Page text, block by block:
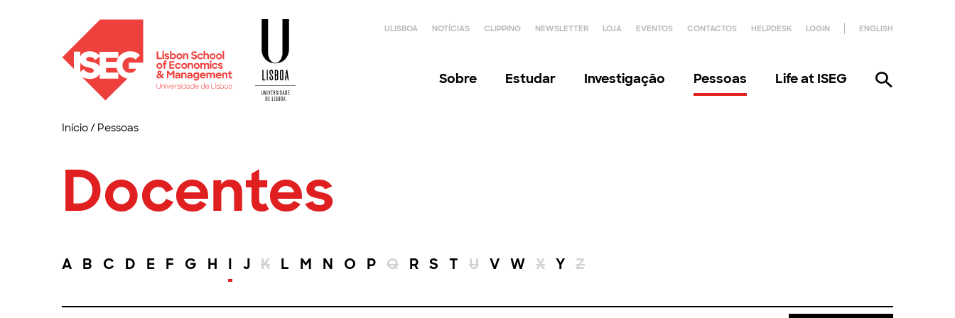
ULISBOA NOTÍCIAS CLIPPING NEWSLETTER LOJA EVENTOS CONTACTOS HELPDESK LOGIN ENGLISH
Sobre Estudar Investigação Pessoas Life at ISEG
Início/ Pessoas
Docentes
A B C D E F G H I J K L M N O P Q R S T U V W X Y Z